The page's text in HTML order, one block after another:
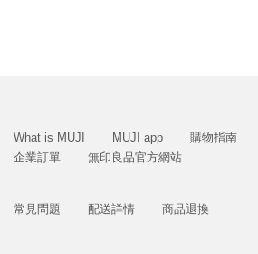
What is MUJI MUJI app 購物指南
企業訂單
無印良品官方網站
常見問題 配送詳情 商品退換